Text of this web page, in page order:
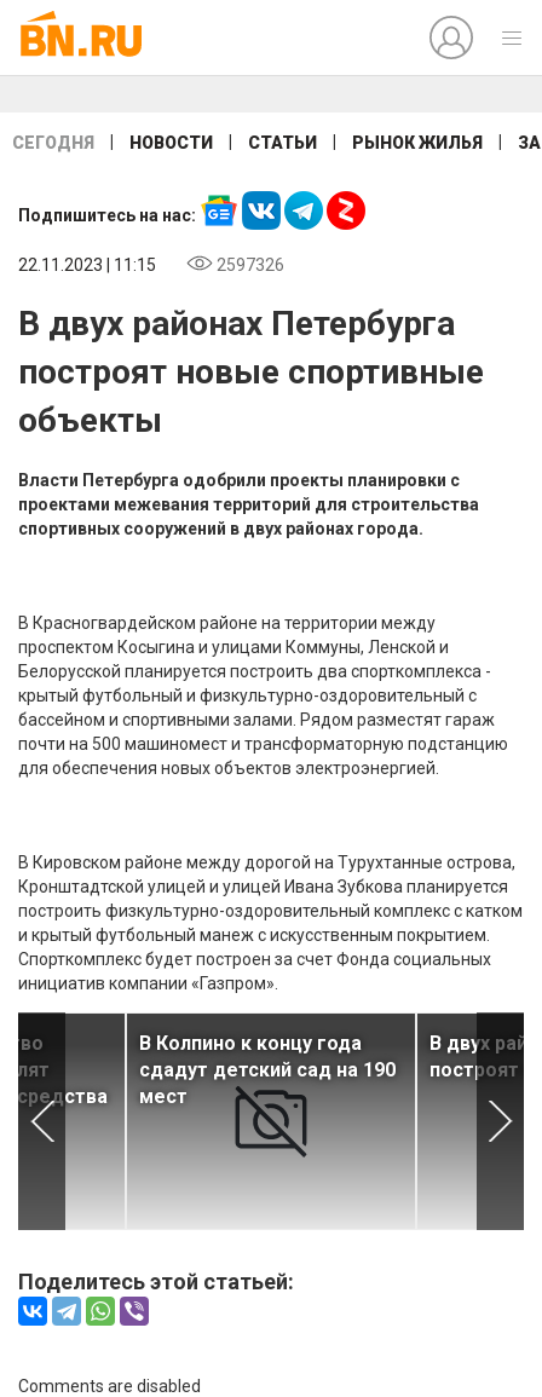
СЕГОДНЯ НОВОСТИ СТАТЬИ РЫНОК ЖИЛЬЯ
Подпишитесь на нас:
22.11.2023 | 11:15 2597326
В двух районах Петербурга
построят новые спортивные
объекты
Власти Петербурга одобрили проекты планировки с
проектами межевания территорий для строительства
спортивных сооружений в двух районах города.
В Красногвардейском районе на территории между
проспектом Косыгина и улицами Коммуны, Ленской и
Белорусской планируется построить два спорткомплекса -
крытый футбольный и физкультурно-оздоровительный с
бассейном и спортивными залами. Рядом разместят гараж
почти на 500 машиномест и трансформаторную подстанцию
для обеспечения новых объектов электроэнергией.
В Кировском районе между дорогой на Турухтанные острова,
Кронштадтской улицей и улицей Ивана Зубкова планируется
построить физкультурно-оздоровительный комплекс с катком
и крытый футбольный манеж с искусственным покрытием.
Спорткомплекс будет построен за счет Фонда социальных
инициатив компании «Газпром».
средства
В Колпино к концу года
сдадут детский сад на 190
мест
В двух
построят
Поделитесь этой статьей:
Comments are disabled